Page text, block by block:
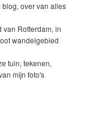
blog, over van alles
van Rotterdam, in
wandelgebied
tuin, tekenen,
mijn foto's